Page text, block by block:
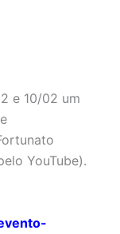
e 10/02 um
YouTube).